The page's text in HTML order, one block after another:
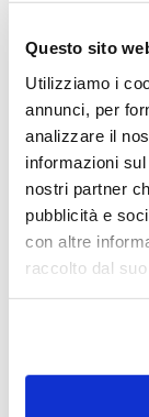
Questo sito
Utilizziamo i
annunci, per
analizzare il
informazioni
nostri partner
pubblicità e
con altre
raccolto dal
2026
Iniziativa di
nell’Anno
Le